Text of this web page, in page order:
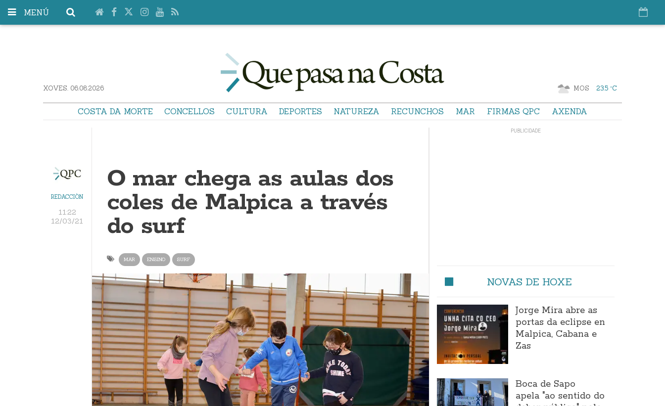
MENÚ
XOVES. 06.08.2026 MOS 23.5 °C
COSTA DA MORTE CONCELLOS CULTURA DEPORTES NATUREZA RECUNCHOS MAR FIRMAS QPC AXENDA
REDACCIÓN
11:22
12/03/21
O mar chega as aulas dos
coles de Malpica a través
do surf
MAR ENSINO SURF
NOVAS DE HOXE
Jorge Mira abre as
portas da eclipse en
Malpica, Cabana e
Zas
Boca de Sapo
apela "ao sentido do